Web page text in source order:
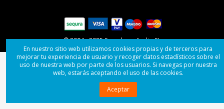
© 2004 - 2025 Superbass Audio SL
En nuestro sitio web utilizamos cookies propias y de terceros para
mejorar tu experiencia de usuario y recoger datos estadísticos sobre el
uso de nuestra web por parte de los usuarios. Si navegas por nuestra
web, estarás aceptando el uso de las cookies.
Aceptar